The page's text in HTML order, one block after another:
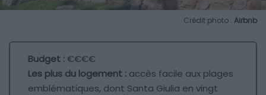
Crédit photo : Airbnb
Budget :€€€€
Les plus du logement : accès facile aux plages
emblématiques, dont Santa Giulia en vingt